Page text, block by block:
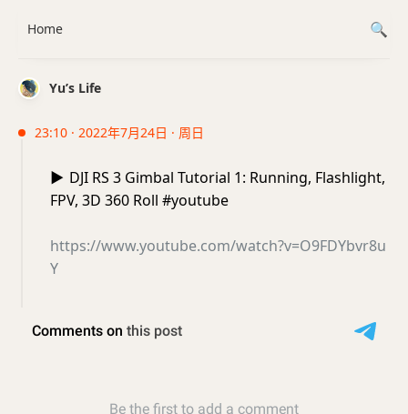
Yu’s Life
23:10 · 2022年7月24日 · 周日
▶️ DJI RS 3 Gimbal Tutorial 1: Running, Flashlight,
FPV, 3D 360 Roll #youtube
https://www.youtube.com/watch?v=O9FDYbvr8u
Y
Home